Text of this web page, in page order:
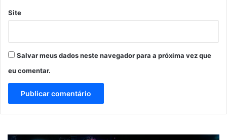
Site
Salvar meus dados neste navegador para a próxima vez que
eu comentar.